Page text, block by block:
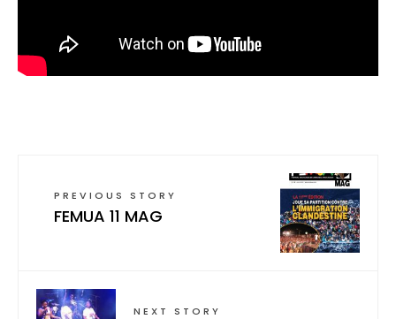
PREVIOUS STORY
FEMUA 11 MAG
NEXT STORY